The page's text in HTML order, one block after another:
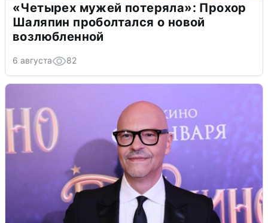
«Четырех мужей потеряла»: Прохор
Шаляпин проболтался о новой
возлюбленной
6 августа 82